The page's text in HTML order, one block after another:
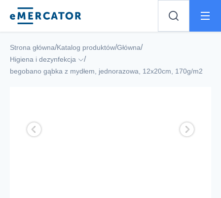
Mercator
Strona główna/Katalog produktów/Główna/
Higiena i dezynfekcja /
begobano gąbka z mydłem, jednorazowa, 12x20cm, 170g/m2